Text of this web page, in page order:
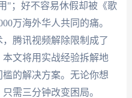
"；好不容易休假却被《歌
万海外华人共同的痛。
腾讯视频解除限制成了
文将用实战经验拆解地
的解决方案。无论你想
需三分钟改变困局。